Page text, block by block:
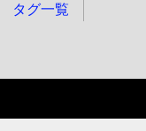
タグ一覧